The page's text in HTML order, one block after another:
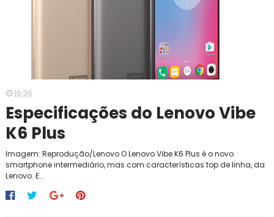
16:36
Especificações do Lenovo Vibe
K6 Plus
Imagem: Reprodução/Lenovo O Lenovo Vibe K6 Plus é o novo
smartphone intermediário, mas com características top de linha, da
Lenovo. E...